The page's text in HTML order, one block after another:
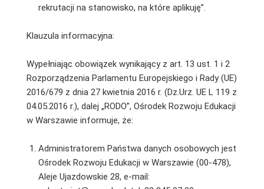
rekrutacji na stanowisko, na które aplikuję”.
Klauzula informacyjna:
Wypełniając obowiązek wynikający z art. 13 ust. 1 i 2
Rozporządzenia Parlamentu Europejskiego i Rady (UE)
2016/679 z dnia 27 kwietnia 2016 r. (Dz.Urz. UE L 119 z
04.05.2016 r.), dalej „RODO”, Ośrodek Rozwoju Edukacji
w Warszawie informuje, że:
Administratorem Państwa danych osobowych jest
Ośrodek Rozwoju Edukacji w Warszawie (00-478),
Aleje Ujazdowskie 28, e-mail: